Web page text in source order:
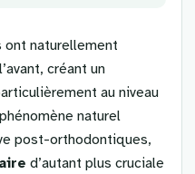
ont naturellement
créant un
au niveau
naturel
post-orthodontiques,
d’autant plus cruciale